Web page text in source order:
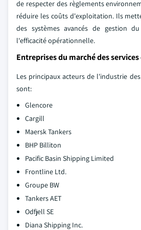
de respecter des règlements
réduire les coûts d'exploitation. Ils
des systèmes avancés de gestion
l'efficacité opérationnelle.
Entreprises du marché des
Les principaux acteurs de l'industrie
sont:
Glencore
Cargill
Maersk Tankers
BHP Billiton
Pacific Basin Shipping Limited
Frontline Ltd.
Groupe BW
Tankers AET
Odfjell SE
Diana Shipping Inc.